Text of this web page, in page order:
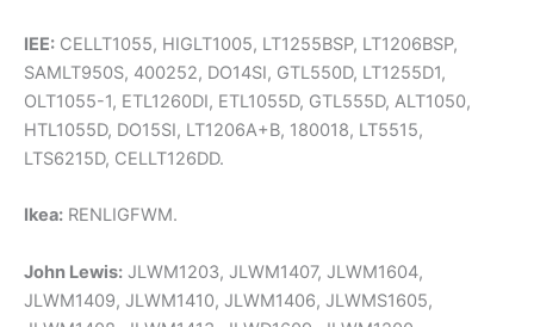
IEE: CELLT1055, HIGLT1005, LT1255BSP, LT1206BSP,
SAMLT950S, 400252, DO14SI, GTL550D, LT1255D1,
OLT1055-1, ETL1260DI, ETL1055D, GTL555D, ALT1050,
HTL1055D, DO15SI, LT1206A+B, 180018, LT5515,
LTS6215D, CELLT126DD.
Ikea: RENLIGFWM.
John Lewis: JLWM1203, JLWM1407, JLWM1604,
JLWM1409, JLWM1410, JLWM1406, JLWMS1605,